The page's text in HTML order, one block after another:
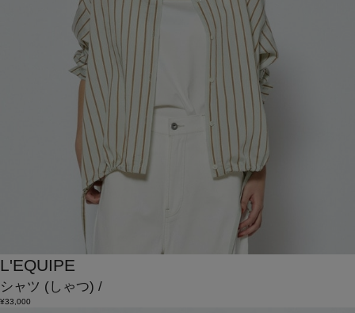
L'EQUIPE
シャツ (しゃつ) /
¥33,000